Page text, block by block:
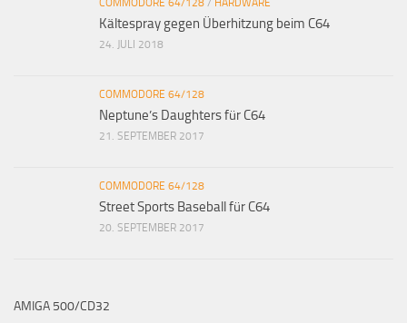
COMMODORE 64/128 / HARDWARE
Kältespray gegen Überhitzung beim C64
24. JULI 2018
COMMODORE 64/128
Neptune’s Daughters für C64
21. SEPTEMBER 2017
COMMODORE 64/128
Street Sports Baseball für C64
20. SEPTEMBER 2017
AMIGA 500/CD32